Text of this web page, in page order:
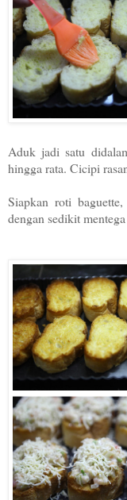
Aduk jadi satu
hingga rata. Cicipi
Siapkan roti
dengan sedikit